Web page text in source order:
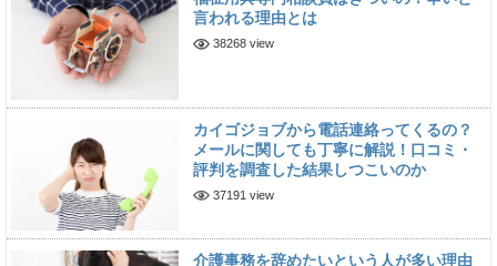
言われる理由とは
38268 view
カイゴジョブから電話連絡ってくるの？
メールに関しても丁寧に解説！口コミ・
評判を調査した結果しつこいのか
37191 view
介護事務を辞めたいという人が多い理由